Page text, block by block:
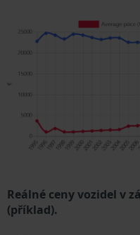
Reálné ceny vozidel v
(příklad).